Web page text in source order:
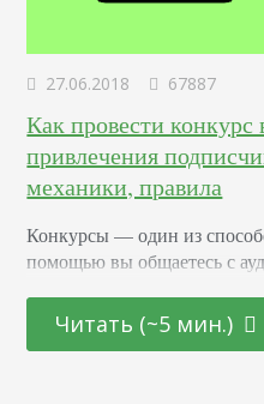
27.06.2018 67887
Как провести конкурс
привлечения
механики, правила
Конкурсы –– один из
помощью вы общаетесь с
что вы обещаете
или иным образом
Читать (~5 мин.)